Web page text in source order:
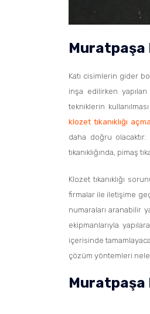
Muratpaşa
Katı cisimlerin gider
inşa edilirken
tekniklerin
klozet tıkanıklığı açma
daha doğru
tıkanıklığında, pimaş
Klozet tıkanıklığı
firmalar ile iletişime
numaraları aranabilir
ekipmanlarıyla
içerisinde
çözüm yöntemleri
Muratpaşa